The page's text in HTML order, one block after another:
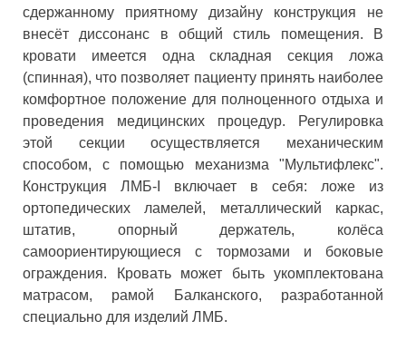
сдержанному приятному дизайну конструкция не
внесёт диссонанс в общий стиль помещения. В
кровати имеется одна складная секция ложа
(спинная), что позволяет пациенту принять наиболее
комфортное положение для полноценного отдыха и
проведения медицинских процедур. Регулировка
этой секции осуществляется механическим
способом, с помощью механизма "Мультифлекс".
Конструкция ЛМБ-I включает в себя: ложе из
ортопедических ламелей, металлический каркас,
штатив, опорный держатель, колёса
самоориентирующиеся с тормозами и боковые
ограждения. Кровать может быть укомплектована
матрасом, рамой Балканского, разработанной
специально для изделий ЛМБ.